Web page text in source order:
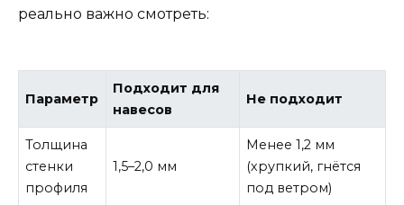
реально важно смотреть:
Параметр
Подходит для
навесов
Не подходит
Толщина
стенки
профиля
1,5–2,0 мм
Менее 1,2 мм
(хрупкий, гнётся
под ветром)